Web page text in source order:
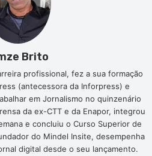
Brito
profissional, fez a sua formação
(antecessora da Inforpress) e
em Jornalismo no quinzenário
da ex-CTT e da Enapor, integrou
e concluiu o Curso Superior de
do Mindel Insite, desempenha
digital desde o seu lançamento.